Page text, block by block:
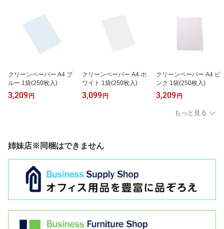
クリーンペーパー A4 ブ
ルー 1袋(250枚入)
3,209 円
クリーンペーパー A4 ホ
ワイト 1袋(250枚入)
3,099 円
クリーンペーパー A4 ピ
ンク 1袋(250枚入)
3,209 円
もっと見る
姉妹店※同梱はできません